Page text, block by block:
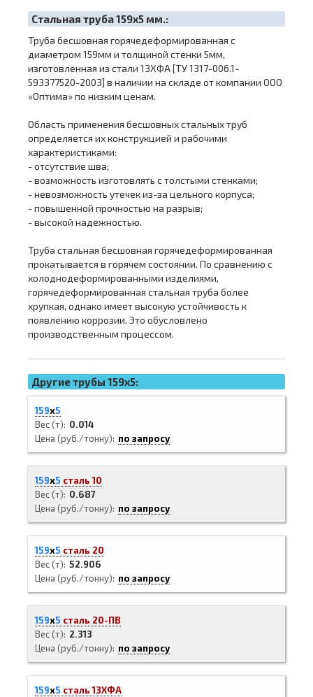
Cтальная труба 159х5 мм.:
Труба бесшовная горячедеформированная с
диаметром 159мм и толщиной стенки 5мм,
изготовленная из стали 13ХФА [ТУ 1317-006.1-
593377520-2003] в наличии на складе от компании ООО
«Оптима» по низким ценам.
Область применения бесшовных стальных труб
определяется их конструкцией и рабочими
характеристиками:
- отсутствие шва;
- возможность изготовлять с толстыми стенками;
- невозможность утечек из-за цельного корпуса;
- повышенной прочностью на разрыв;
- высокой надежностью.
Труба стальная бесшовная горячедеформированная
прокатывается в горячем состоянии. По сравнению с
холоднодеформированными изделиями,
горячедеформированная стальная труба более
хрупкая, однако имеет высокую устойчивость к
появлению коррозии. Это обусловлено
производственным процессом.
Другие трубы 159x5:
159х5
Вес (т)
0.014
Цена (руб./тонну)
по запросу
159х5 сталь 10
Вес (т)
0.687
Цена (руб./тонну)
по запросу
159х5 сталь 20
Вес (т) 52.906
Цена (руб./тонну)
по запросу
159х5 сталь 20-ПВ
Вес (т)
2.313
Цена (руб./тонну)
по запросу
159х5 сталь 13ХФА